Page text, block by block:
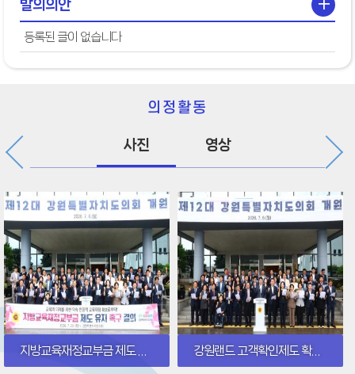
발의의안
등록된 글이 없습니다
의정활동
사진 영상
강원랜드 고객확인제도 확대 재검토 촉구 결의